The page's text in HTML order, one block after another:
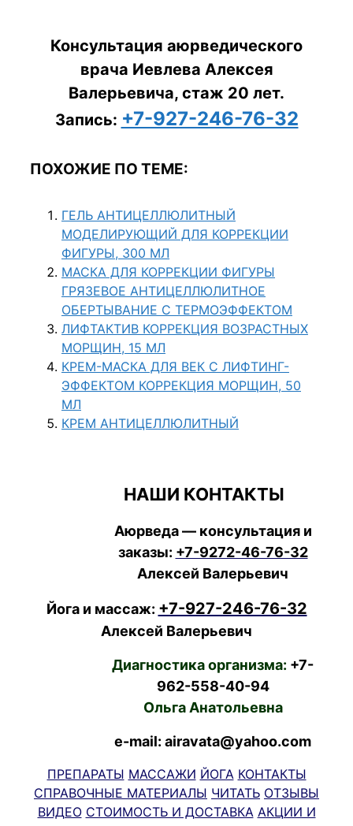
Консультация аюрведического
врача Иевлева Алексея
Валерьевича, стаж 20 лет.
Запись: +7-927-246-76-32
ПОХОЖИЕ ПО ТЕМЕ:
ГЕЛЬ АНТИЦЕЛЛЮЛИТНЫЙ
МОДЕЛИРУЮЩИЙ ДЛЯ КОРРЕКЦИИ
ФИГУРЫ, 300 МЛ
МАСКА ДЛЯ КОРРЕКЦИИ ФИГУРЫ
ГРЯЗЕВОЕ АНТИЦЕЛЛЮЛИТНОЕ
ОБЕРТЫВАНИЕ С ТЕРМОЭФФЕКТОМ
ЛИФТАКТИВ КОРРЕКЦИЯ ВОЗРАСТНЫХ
МОРЩИН, 15 МЛ
КРЕМ-МАСКА ДЛЯ ВЕК С ЛИФТИНГ-
ЭФФЕКТОМ КОРРЕКЦИЯ МОРЩИН, 50
МЛ
КРЕМ АНТИЦЕЛЛЮЛИТНЫЙ
НАШИ КОНТАКТЫ
Аюрведа — консультация и
заказы: +7-9272-46-76-32
Алексей Валерьевич
Йога и массаж: +7-927-246-76-32
Алексей Валерьевич
Диагностика организма: +7-
962-558-40-94
Ольга Анатольевна
e-mail: airavata@yahoo.com
ПРЕПАРАТЫ МАССАЖИ ЙОГА КОНТАКТЫ
СПРАВОЧНЫЕ МАТЕРИАЛЫ ЧИТАТЬ ОТЗЫВЫ
ВИДЕО СТОИМОСТЬ И ДОСТАВКА АКЦИИ И